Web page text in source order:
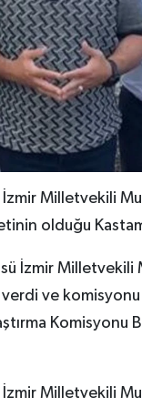
İzmir Milletvekili
olduğu
İzmir
ve
Komisyonu
İzmir Milletvekili